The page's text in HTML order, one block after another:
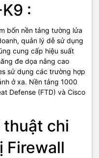
:
bốn nền tảng tường lửa
quản lý dễ sử dụng
cung cấp hiệu suất
đe dọa nâng cao
sử dụng các trường hợp
ở xa. Nền tảng 1000
Defense (FTD) và Cisco
thuật chi
Firewall